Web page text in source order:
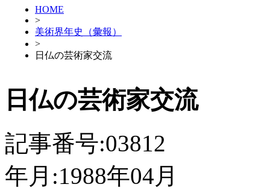
HOME
>
美術界年史（彙報）
>
日仏の芸術家交流
日仏の芸術家交流
記事番号:03812
年月:1988年04月